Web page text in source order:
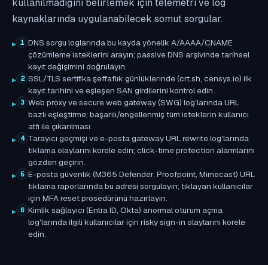
kaynaklarında uygulanabilecek somut sorgular.
1 DNS sorgu loglarında bu kayda yönelik A/AAAA/CNAME
çözümleme isteklerini arayın; passive DNS arşivinde tarihsel
kayıt değişimini doğrulayın.
2 SSL/TLS sertifika şeffaflık günlüklerinde (crt.sh, censys.io) ilk
kayıt tarihini ve eşleşen SAN girdilerini kontrol edin.
3 Web proxy ve secure web gateway (SWG) log'larında URL
bazlı eşleştirme; başarılı/engellenmiş tüm isteklerin kullanıcı
atfı ile çıkarılması.
4 Tarayıcı geçmişi ve e-posta gateway URL rewrite log'larında
tıklama olaylarını korele edin; click-time protection alarmlarını
gözden geçirin.
5 E-posta güvenlik (M365 Defender, Proofpoint, Mimecast) URL
tıklama raporlarında bu adresi sorgulayın; tıklayan kullanıcılar
için MFA reset prosedürünü hazırlayın.
6 Kimlik sağlayıcı (Entra ID, Okta) anormal oturum açma
log'larında ilgili kullanıcılar için risky sign-in olaylarını korele
edin.